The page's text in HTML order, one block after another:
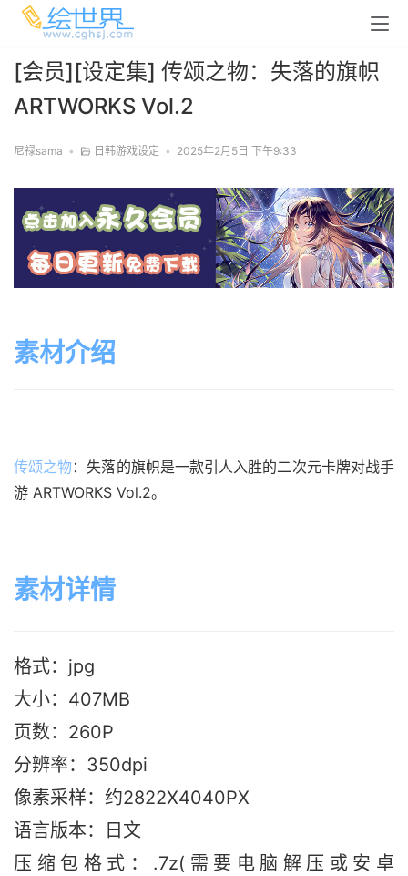
[会员][设定集] 传颂之物：失落的旗帜
ARTWORKS Vol.2
尼禄sama • 日韩游戏设定 • 2025年2月5日 下午9:33
素材介绍
传颂之物：失落的旗帜是一款引人入胜的二次元卡牌对战手
游 ARTWORKS Vol.2。
素材详情
格式：jpg
大小：407MB
页数：260P
分辨率：350dpi
像素采样：约2822X4040PX
语言版本：日文
压缩包格式：.7z(需要电脑解压或安卓